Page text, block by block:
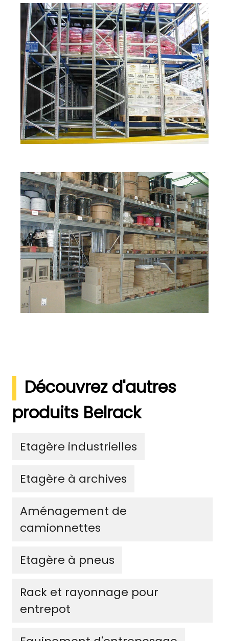
Découvrez d'autres
produits Belrack
Etagère industrielles
Etagère à archives
Aménagement de
camionnettes
Etagère à pneus
Rack et rayonnage pour
entrepot